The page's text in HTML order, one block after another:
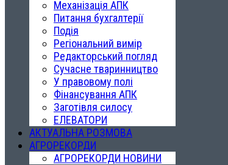
Механізація АПК
Питання бухгалтерії
Подія
Регіональний вимір
Редакторський погляд
Сучасне тваринництво
У правовому полі
Фінансування АПК
Заготівля силосу
ЕЛЕВАТОРИ
АКТУАЛЬНА РОЗМОВА
АГРОРЕКОРДИ
АГРОРЕКОРДИ НОВИНИ